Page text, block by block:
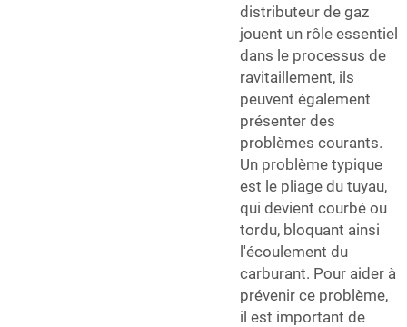
distributeur de gaz
jouent un rôle essentiel
dans le processus de
ravitaillement, ils
peuvent également
présenter des
problèmes courants.
Un problème typique
est le pliage du tuyau,
qui devient courbé ou
tordu, bloquant ainsi
l'écoulement du
carburant. Pour aider à
prévenir ce problème,
il est important de